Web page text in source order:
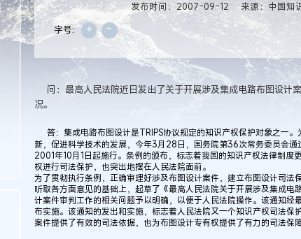
发布时间：2007-09-12
来源：中国知
字号:
+ -
问：最高人民法院近日发出了关于开展涉及集成电路布图设计
况。
答：集成电路布图设计是TRIPS协议规定的知识产权保护对象之一
新，促进科学技术的发展，今年3月28日，国务院第36次常务委员会
2001年10月1日起施行。条例的颁布，标志着我国的知识产权法律制度
权进行司法保护，也突出地摆在人民法院面前。
为了贯彻执行条例，正确审理好涉及布图设计案件，建立布图设计司法
听取各方面意见的基础上，起草了《最高人民法院关于开展涉及集成
计案件审判工作的相关问题予以明确，以便于人民法院操作。该通知经
布实施。该通知的发出和实施，标志着人民法院又一个知识产权司法保
案件提供了有效的司法依据，也为布图设计专有权提供了有力的司法保